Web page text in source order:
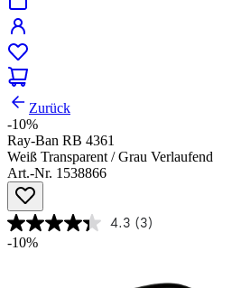
Zurück
-10%
Ray-Ban RB 4361
Weiß Transparent / Grau Verlaufend
Art.-Nr. 1538866
4.3 (3)
-10%